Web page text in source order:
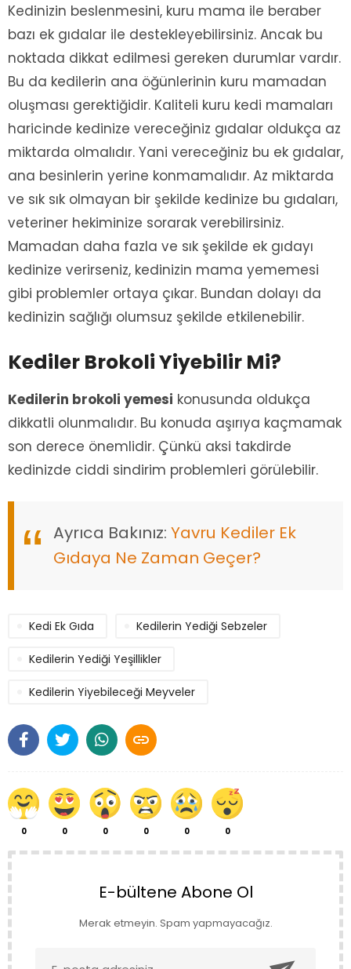

0 0 0 0 0 0
Kedinizin beslenmesini, kuru mama ile beraber
bazı ek gıdalar ile destekleyebilirsiniz. Ancak bu
noktada dikkat edilmesi gereken durumlar vardır.
Bu da kedilerin ana öğünlerinin kuru mamadan
oluşması gerektiğidir. Kaliteli kuru kedi mamaları
haricinde kedinize vereceğiniz gıdalar oldukça az
miktarda olmalıdır. Yani vereceğiniz bu ek gıdalar,
ana besinlerin yerine konmamalıdır. Az miktarda
ve sık sık olmayan bir şekilde kedinize bu gıdaları,
veteriner hekiminize sorarak verebilirsiniz.
Mamadan daha fazla ve sık şekilde ek gıdayı
kedinize verirseniz, kedinizin mama yememesi
gibi problemler ortaya çıkar. Bundan dolayı da
kedinizin sağlığı olumsuz şekilde etkilenebilir.
Kediler Brokoli Yiyebilir Mi?
Kedilerin brokoli yemesi konusunda oldukça
dikkatli olunmalıdır. Bu konuda aşırıya kaçmamak
son derece önemlidir. Çünkü aksi takdirde
kedinizde ciddi sindirim problemleri görülebilir.
Ayrıca Bakınız: Yavru Kediler Ek
Gıdaya Ne Zaman Geçer?
Kedi Ek Gıda Kedilerin Yediği Sebzeler
Kedilerin Yediği Yeşillikler
Kedilerin Yiyebileceği Meyveler
E-bültene Abone Ol
Merak etmeyin. Spam yapmayacağız.